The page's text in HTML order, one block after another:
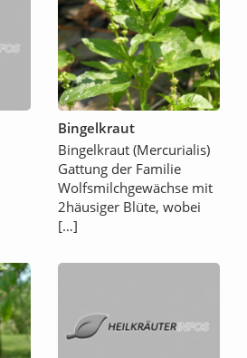
Bingelkraut
Bingelkraut (Mercurialis)
Gattung der Familie
Wolfsmilchgewächse mit
2häusiger Blüte, wobei
[…]